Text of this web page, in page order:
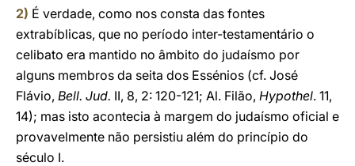
2) É verdade, como nos consta das fontes
extrabíblicas, que no período inter-testamentário o
celibato era mantido no âmbito do judaísmo por
alguns membros da seita dos Essénios (cf. José
Flávio, Bell. Jud. II, 8, 2: 120-121; Al. Filão, Hypothel. 11,
14); mas isto acontecia à margem do judaísmo oficial e
provavelmente não persistiu além do princípio do
século I.